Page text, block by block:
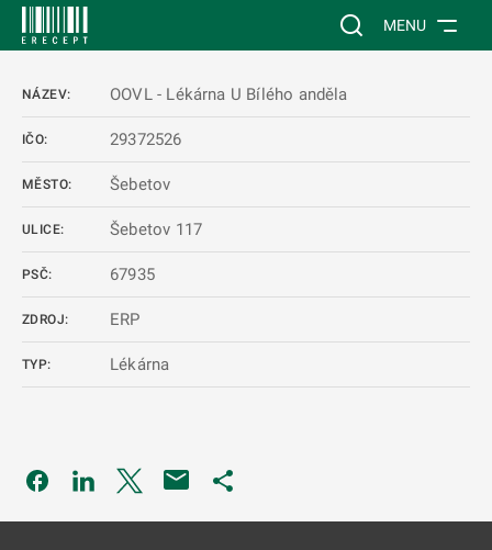
Vyhledávání na
MENU
NÁZEV: OOVL - Lékárna U Bílého anděla
IČO: 29372526
MĚSTO: Šebetov
ULICE: Šebetov 117
PSČ: 67935
ZDROJ: ERP
TYP: Lékárna
Odkaz se otevře na nové kartě
Odkaz se otevře na nové kartě
Odkaz se otevře na nové kartě